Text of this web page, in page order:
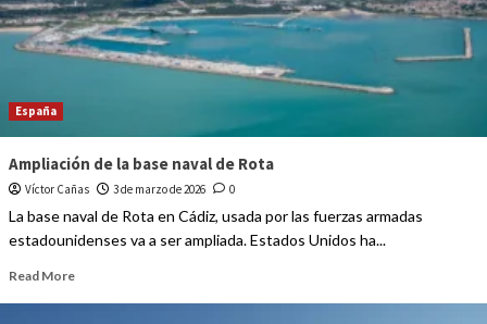
España
Ampliación de la base naval de Rota
Víctor Cañas 3 de marzo de 2026 0
La base naval de Rota en Cádiz, usada por las fuerzas armadas
estadounidenses va a ser ampliada. Estados Unidos ha...
Read More